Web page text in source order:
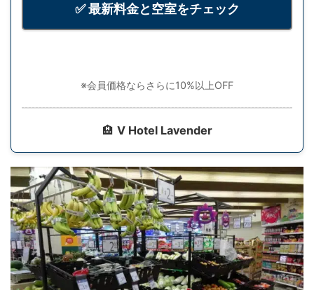
✅ 最新料金と空室をチェック
※会員価格ならさらに10%以上OFF
🏨 V Hotel Lavender